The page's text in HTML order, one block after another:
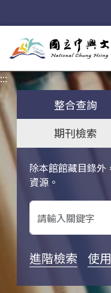
:::
整合查詢
期刊檢索
除本館館藏目錄外
資源。
關鍵字搜尋
進階檢索 使